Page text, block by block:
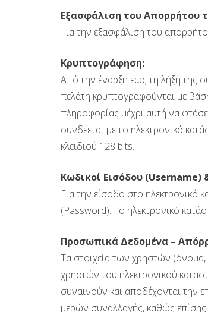
Εξασφάλιση του Απορρήτου
Για την εξασφάλιση του
Κρυπτογράφηση:
Από την έναρξη έως τη λήξη της
πελάτη κρυπτογραφούνται με
πληροφορίας μέχρι αυτή να
συνδέεται με το ηλεκτρονικό
κλειδιού 128 bits.
Κωδικοί Εισόδου (Username)
Για την είσοδο στο
(Password). Το ηλεκτρονικό
Προσωπικά Δεδομένα –
Τα στοιχεία των χρηστών
χρηστών του ηλεκτρονικού
συναινούν και αποδέχονται την
μερών συναλλαγής, καθώς επίσης